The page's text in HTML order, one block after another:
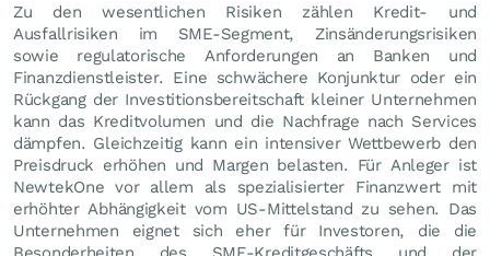
Zu den wesentlichen Risiken zählen Kredit- und
Ausfallrisiken im SME-Segment, Zinsänderungsrisiken
sowie regulatorische Anforderungen an Banken und
Finanzdienstleister. Eine schwächere Konjunktur oder ein
Rückgang der Investitionsbereitschaft kleiner Unternehmen
kann das Kreditvolumen und die Nachfrage nach Services
dämpfen. Gleichzeitig kann ein intensiver Wettbewerb den
Preisdruck erhöhen und Margen belasten. Für Anleger ist
NewtekOne vor allem als spezialisierter Finanzwert mit
erhöhter Abhängigkeit vom US-Mittelstand zu sehen. Das
Unternehmen eignet sich eher für Investoren, die die